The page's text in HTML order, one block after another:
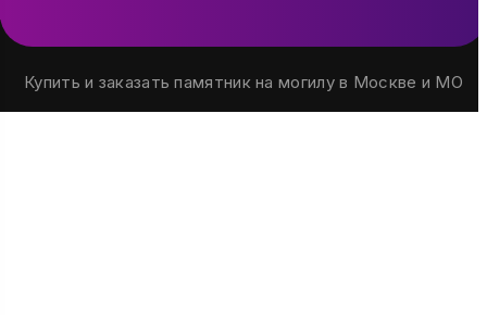
Купить и заказать памятник на могилу в Москве и МО